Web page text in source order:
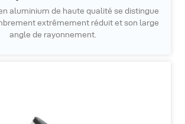
aluminium de haute qualité se distingue
extrêmement réduit et son large
angle de rayonnement.